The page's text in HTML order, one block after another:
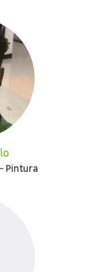
Pintura